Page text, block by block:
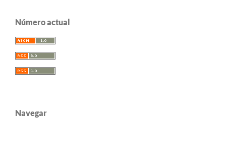
Número actual
Navegar